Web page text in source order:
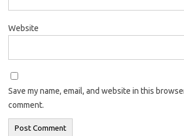
Website
Save my name, email, and website in this
comment.